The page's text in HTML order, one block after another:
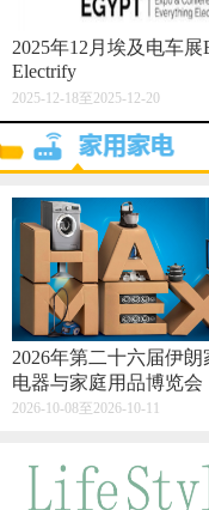
2025年12月埃及电车展
Electrify
2025-12-18至2025-12-20
2026年第二十六届伊朗
电器与家庭用品博览会
2026-10-08至2026-10-11